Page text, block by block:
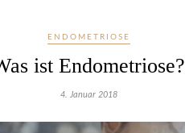
ENDOMETRIOSE
ist Endometriose?
4. Januar 2018